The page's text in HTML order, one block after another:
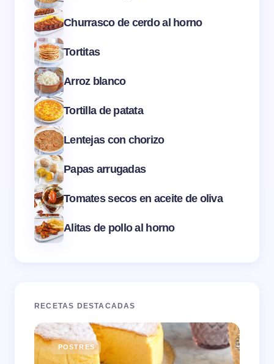
Churrasco de cerdo al horno
Tortitas
Arroz blanco
Tortilla de patata
Lentejas con chorizo
Papas arrugadas
Tomates secos en aceite de oliva
Alitas de pollo al horno
RECETAS DESTACADAS
POSTRES